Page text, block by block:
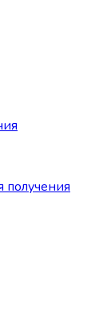
получения